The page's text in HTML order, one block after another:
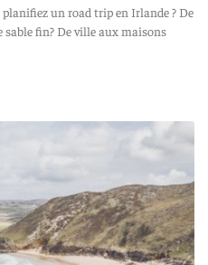
un road trip en Irlande ? De
sable fin? De ville aux maisons